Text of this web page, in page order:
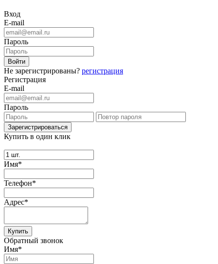
Вход
E-mail
Пароль
Не зарегистрированы? регистрация
Регистрация
E-mail
Пароль
Купить в один клик
Имя*
Телефон*
Адрес*
Купить
Обратный звонок
Имя*